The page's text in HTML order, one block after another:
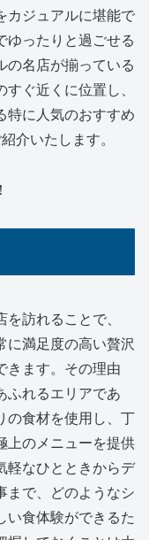
カジュアルに堪能で
ゆったりと過ごせる
の名店が揃っている
ぐ近くに位置し、
特に人気のおすすめ
介いたします。
訪れることで、
に満足度の高い贅沢
きます。その理由
ふれるエリアであ
の食材を使用し、丁
上のメニューを提供
軽なひとときからデ
まで、どのようなシ
い食体験ができるた